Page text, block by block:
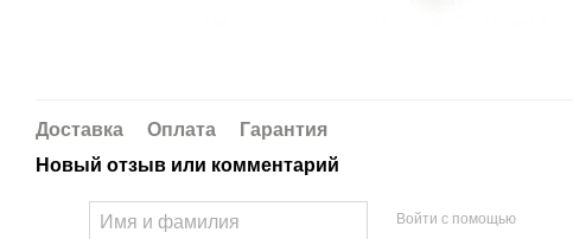
Доставка Оплата
Гарантия
Новый отзыв или комментарий
Войти с помощью